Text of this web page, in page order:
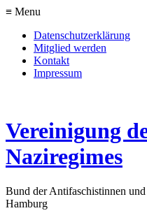
≡ Menu
Datenschutzerklärung
Mitglied werden
Kontakt
Impressum
Vereinigung
Naziregimes
Bund der Antifaschistinnen
Hamburg